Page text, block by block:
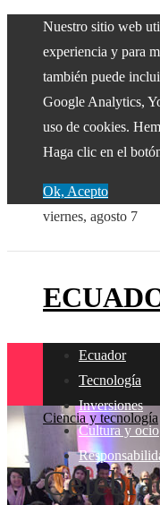
Nuestro sitio web
experiencia y para
también puede
Google Analytics,
uso de cookies.
Haga clic en el
Ok, Acepto
viernes, agosto 7
Ecuador
Tecnología
Inversiones
Cultura y ocio
Ciencia y tecnología